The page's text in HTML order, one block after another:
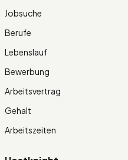
Jobsuche
Berufe
Lebenslauf
Bewerbung
Arbeitsvertrag
Gehalt
Arbeitszeiten